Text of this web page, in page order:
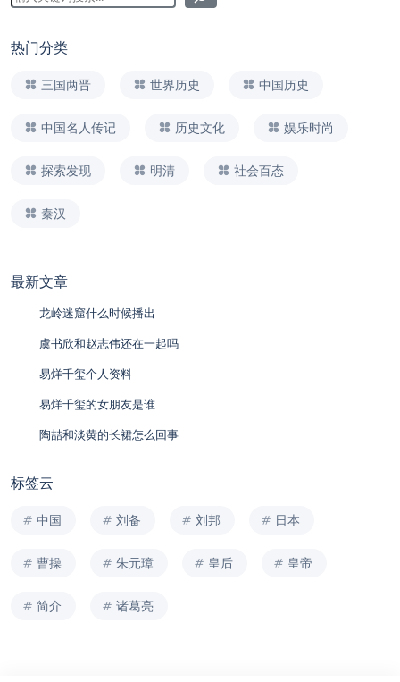
热门分类
三国两晋 世界历史 中国历史
中国名人传记 历史文化 娱乐时尚
探索发现 明清 社会百态
秦汉
最新文章
龙岭迷窟什么时候播出
虞书欣和赵志伟还在一起吗
易烊千玺个人资料
易烊千玺的女朋友是谁
陶喆和淡黄的长裙怎么回事
标签云
中国 刘备 刘邦 日本
曹操 朱元璋 皇后 皇帝
简介 诸葛亮